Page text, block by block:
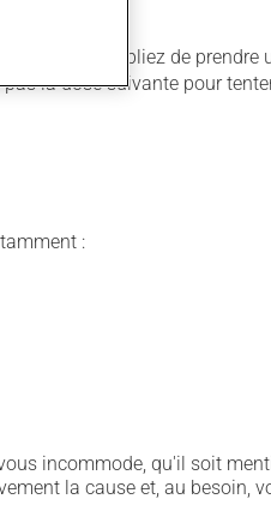
Si vous oubliez de prendre
la dose suivante pour
:
incommode, qu'il soit
la cause et, au besoin,